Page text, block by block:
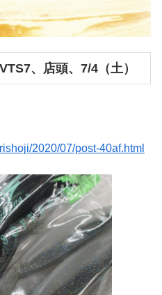
、店頭、7/4（土）
2020/07/post-40af.html